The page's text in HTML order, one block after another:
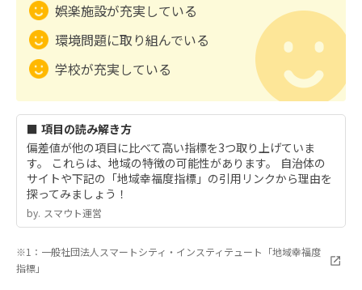
娯楽施設が充実している
環境問題に取り組んでいる
学校が充実している
■ 項目の読み解き方
偏差値が他の項目に比べて高い指標を3つ取り上げていま
す。 これらは、地域の特徴の可能性があります。 自治体の
サイトや下記の「地域幸福度指標」の引用リンクから理由を
探ってみましょう！
by.︎ スマウト運営
※1：一般社団法人スマートシティ・インスティテュート「地域幸福度
指標」